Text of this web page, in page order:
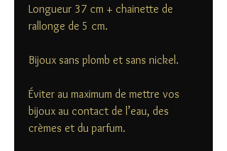
Longueur 37 cm + chainette de
rallonge de 5 cm.
Bijoux sans plomb et sans nickel.
Éviter au maximum de mettre vos
bijoux au contact de l’eau, des
crèmes et du parfum.